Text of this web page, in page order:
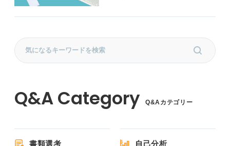
Q&Aカテゴリー
書類選考 自己分析